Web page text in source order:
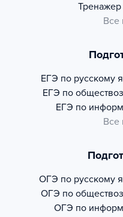
Тренажер
Все
ЕГЭ по русскому
ЕГЭ по
ЕГЭ по
Все
ОГЭ по русскому
ОГЭ по
ОГЭ по